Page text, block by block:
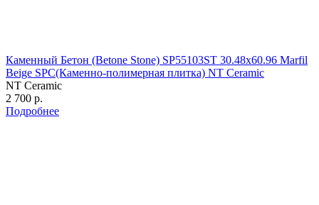
Каменный Бетон (Betone Stone) SP55103ST 30.48х60.96 Marfil
Beige SPC(Каменно-полимерная плитка) NT Ceramic
NT Ceramic
2 700 р.
Подробнее